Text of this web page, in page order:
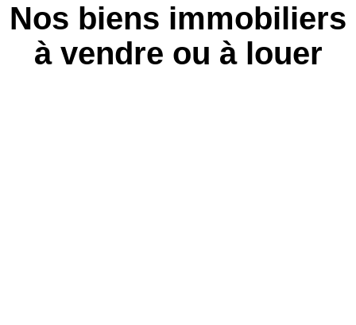
Nos biens immobiliers
à vendre ou à louer